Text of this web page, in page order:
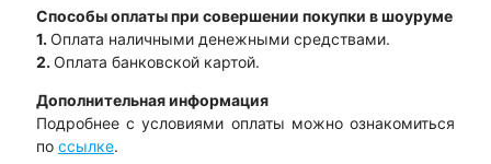
Способы оплаты при совершении покупки в шоуруме
1. Оплата наличными денежными средствами.
2. Оплата банковской картой.
Дополнительная информация
Подробнее с условиями оплаты можно ознакомиться
по ссылке.